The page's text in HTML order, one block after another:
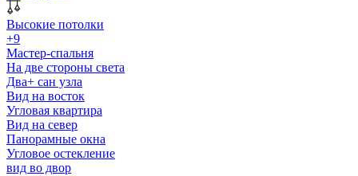
Высокие потолки
+9
Мастер-спальня
На две стороны света
Два+ сан узла
Вид на восток
Угловая квартира
Вид на север
Панорамные окна
Угловое остекление
вид во двор